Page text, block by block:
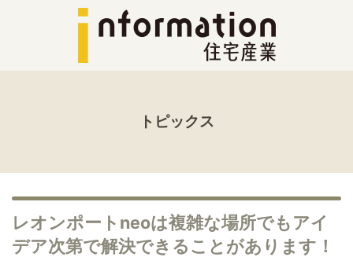
トピックス
レオンポートneoは複雑な場所でもアイ
デア次第で解決できることがあります！